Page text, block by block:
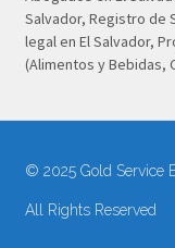
Salvador, Registro de
legal en El Salvador,
(Alimentos y Bebidas,
© 2025 Gold Service
All Rights Reserved